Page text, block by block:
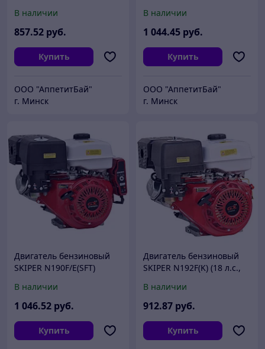
диам. 25мм х40мм)
В наличии
857.52 руб.
Купить
ООО "АппетитБай"
г. Минск
(16л.с.,407см3,вал
диам.25ммх60мм,шпонка
В наличии
1 044.45 руб.
Купить
ООО "АппетитБай"
г. Минск
Двигатель бензиновый
SKIPER N190F/E(SFT)
л.с.,407 см3,шлиц вал
диам.25ммх40мм)
В наличии
1 046.52 руб.
Купить
Двигатель бензиновый
SKIPER N192F(K) (18 л.с.,
х60мм, шпонка 7мм)
В наличии
912.87 руб.
Купить